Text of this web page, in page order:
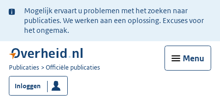
Ter
informatie:
Mogelijk ervaart u problemen met het zoeken naar
publicaties. We werken aan een oplossing. Excuses voor
het ongemak.
Menu
U
bent
nu
hier:
Publicaties Officiële publicaties
Inloggen